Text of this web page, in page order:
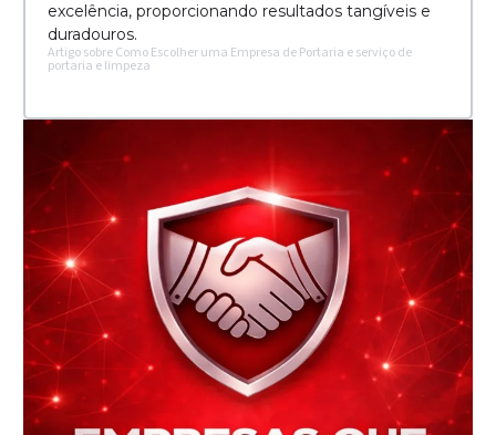
excelência, proporcionando resultados tangíveis e
duradouros.
Artigo sobre Como Escolher uma Empresa de Portaria e serviço de
portaria e limpeza